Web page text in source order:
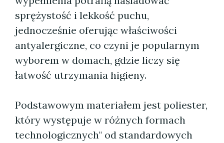
sprężystość i lekkość puchu,
jednocześnie oferując właściwości
antyalergiczne, co czyni je popularnym
wyborem w domach, gdzie liczy się
łatwość utrzymania higieny.
Podstawowym materiałem jest poliester,
który występuje w różnych formach
technologicznych" od standardowych